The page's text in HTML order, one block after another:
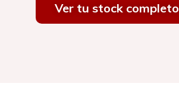
Ver tu stock completo